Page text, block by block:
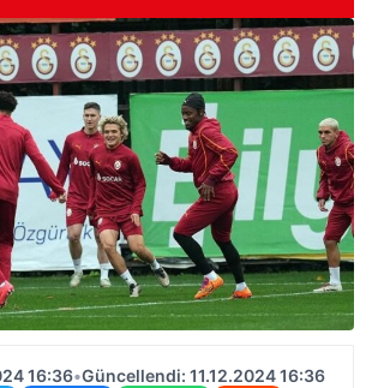
16:36•Güncellendi: 11.12.2024 16:36